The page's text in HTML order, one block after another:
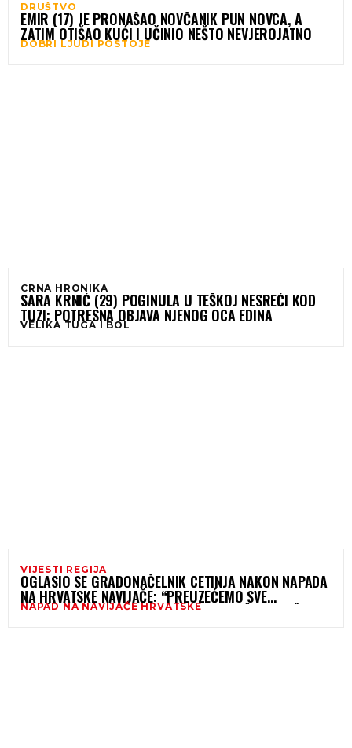
DRUŠTVO
EMIR (17) JE PRONAŠAO NOVČANIK PUN NOVCA, A
ZATIM OTIŠAO KUĆI I UČINIO NEŠTO NEVJEROJATNO
DOBRI LJUDI POSTOJE
CRNA HRONIKA
SARA KRNIĆ (29) POGINULA U TEŠKOJ NESREĆI KOD
TUZI: POTRESNA OBJAVA NJENOG OCA EDINA
VELIKA TUGA I BOL
VIJESTI REGIJA
OGLASIO SE GRADONAČELNIK CETINJA NAKON NAPADA
NA HRVATSKE NAVIJAČE: “PREUZEĆEMO SVE
TROŠKOVE, PRIJATELJSTVO NIKO NE MOŽE NARUŠITI”
NAPAD NA NAVIJAČE HRVATSKE